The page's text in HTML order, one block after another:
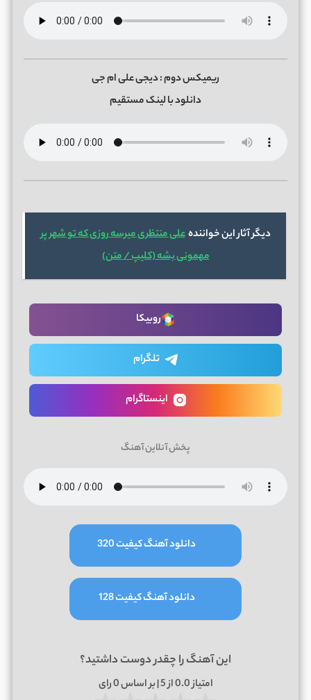
ریمیکس دوم : دیجی علی ام جی
دانلود با لینک مستقیم
دیگر آثار این خوانندهعلی منتظری میرسه روزی که تو شهر پر
مهمونی بشه (کلیپ / متن)
روبیکا
تلگرام
اینستاگرام
پخش آنلاین آهنگ
دانلود آهنگ کیفیت 320
دانلود آهنگ کیفیت 128
این آهنگ را چقدر دوست داشتید؟
امتیاز0.0از 5 | بر اساس 0رای